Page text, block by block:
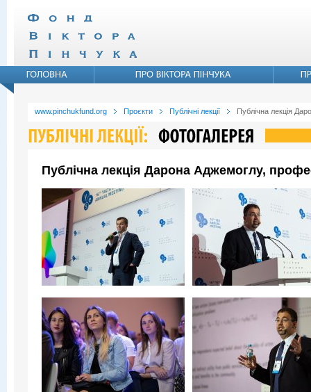
www.pinchukfund.org Проєкти Публічні лекції Публічна лекція
Публічна лекція Дарона Аджемоглу,